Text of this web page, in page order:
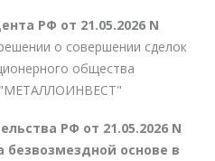
РФ от 21.05.2026 N
о совершении сделок
общества
"МЕТАЛЛОИНВЕСТ"
РФ от 21.05.2026 N
безвозмездной основе в